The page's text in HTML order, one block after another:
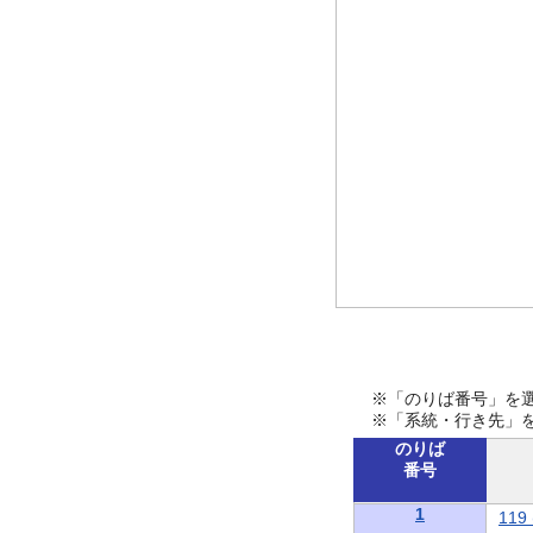
※「のりば番号」を
※「系統・行き先」
のりば
番号
1 119